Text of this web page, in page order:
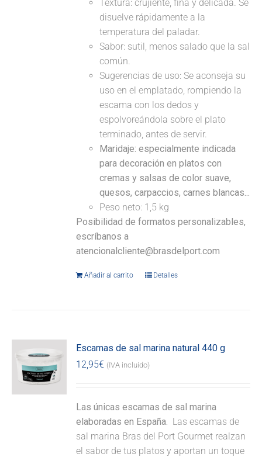
Textura: crujiente, fina y delicada. Se
disuelve rápidamente a la
temperatura del paladar.
Sabor: sutil, menos salado que la sal
común.
Sugerencias de uso: Se aconseja su
uso en el emplatado, rompiendo la
escama con los dedos y
espolvoreándola sobre el plato
terminado, antes de servir.
Maridaje: especialmente indicada
para decoración en platos con
cremas y salsas de color suave,
quesos, carpaccios, carnes blancas...
Peso neto: 1,5 kg
Posibilidad de formatos personalizables,
escríbanos a
atencionalcliente@brasdelport.com
Añadir al carrito Detalles
Escamas de sal marina natural 440 g
12,95€ (IVA incluido)
Las únicas escamas de sal marina
elaboradas en España. Las escamas de
sal marina Bras del Port Gourmet realzan
el sabor de tus platos y aportan un toque